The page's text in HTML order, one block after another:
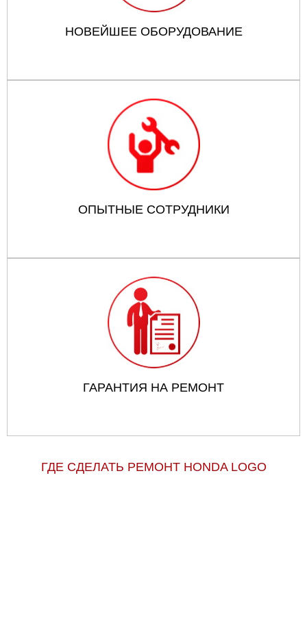
НОВЕЙШЕЕ ОБОРУДОВАНИЕ
ОПЫТНЫЕ СОТРУДНИКИ
ГАРАНТИЯ НА РЕМОНТ
ГДЕ СДЕЛАТЬ РЕМОНТ HONDA LOGO